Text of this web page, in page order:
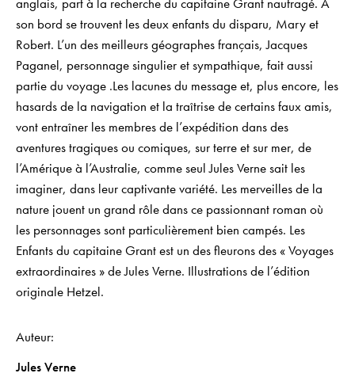
son bord se trouvent les deux enfants du disparu, Mary et
Robert. L’un des meilleurs géographes français, Jacques
Paganel, personnage singulier et sympathique, fait aussi
partie du voyage .Les lacunes du message et, plus encore, les
hasards de la navigation et la traîtrise de certains faux amis,
vont entraîner les membres de l’expédition dans des
aventures tragiques ou comiques, sur terre et sur mer, de
l’Amérique à l’Australie, comme seul Jules Verne sait les
imaginer, dans leur captivante variété. Les merveilles de la
nature jouent un grand rôle dans ce passionnant roman où
les personnages sont particulièrement bien campés. Les
Enfants du capitaine Grant est un des fleurons des « Voyages
extraordinaires » de Jules Verne. Illustrations de l’édition
originale Hetzel.
Auteur
Jules Verne